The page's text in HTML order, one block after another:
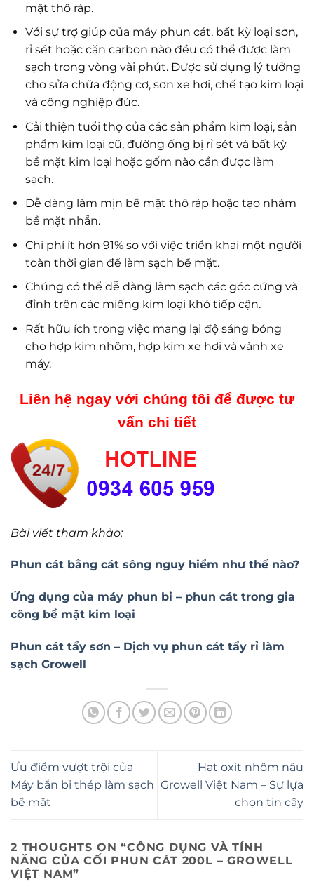
mặt thô ráp.
Với sự trợ giúp của máy phun cát, bất kỳ loại sơn,
rỉ sét hoặc cặn carbon nào đều có thể được làm
sạch trong vòng vài phút. Được sử dụng lý tưởng
cho sửa chữa động cơ, sơn xe hơi, chế tạo kim loại
và công nghiệp đúc.
Cải thiện tuổi thọ của các sản phẩm kim loại, sản
phẩm kim loại cũ, đường ống bị rỉ sét và bất kỳ
bề mặt kim loại hoặc gốm nào cần được làm
sạch.
Dễ dàng làm mịn bề mặt thô ráp hoặc tạo nhám
bề mặt nhẵn.
Chi phí ít hơn 91% so với việc triển khai một người
toàn thời gian để làm sạch bề mặt.
Chúng có thể dễ dàng làm sạch các góc cứng và
đỉnh trên các miếng kim loại khó tiếp cận.
Rất hữu ích trong việc mang lại độ sáng bóng
cho hợp kim nhôm, hợp kim xe hơi và vành xe
máy.
Liên hệ ngay với chúng tôi để được tư
vấn chi tiết
Bài viết tham khảo:
Phun cát bằng cát sông nguy hiểm như thế nào?
Ứng dụng của máy phun bi – phun cát trong gia
công bề mặt kim loại
Phun cát tẩy sơn – Dịch vụ phun cát tẩy rỉ làm
sạch Growell
Ưu điểm vượt trội của
Máy bắn bi thép làm sạch
bề mặt
Hạt oxit nhôm nâu
Growell Việt Nam – Sự lựa
chọn tin cậy
2 THOUGHTS ON “CÔNG DỤNG VÀ TÍNH
NĂNG CỦA CỐI PHUN CÁT 200L – GROWELL
VIỆT NAM”